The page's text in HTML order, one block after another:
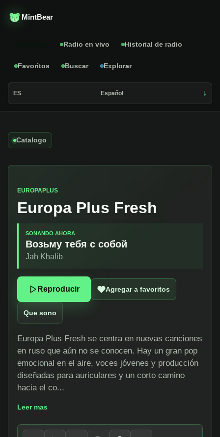
MintBear
Radio en vivo Historial de radio
Favoritos Buscar Explorar
ES Español
Catalogo
EUROPAPLUS
Europa Plus Fresh
SONANDO AHORA
Возьму тебя с собой
Jah Khalib
Reproducir Agregar a favoritos
Que sono
Europa Plus Fresh se centra en nuevas canciones
en ruso que aún no se conocen. Hay un gran pop
emocional en el aire, voces jóvenes y producción
diseñadas para auriculares y un corto camino
hacia el co...
Leer mas
Controles del reproductor